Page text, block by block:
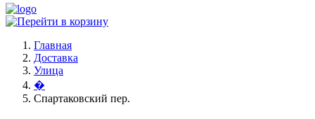
Главная
Доставка
Улица
�
Спартаковский пер.